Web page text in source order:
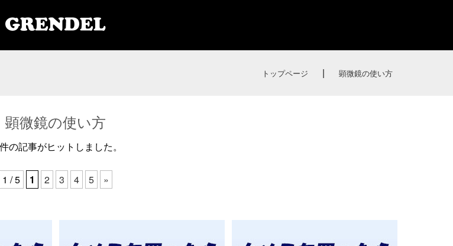
トップページ | 顕微鏡の使い方
顕微鏡の使い方
の記事がヒットしました。
1 / 5 1 2 3 4 5 »